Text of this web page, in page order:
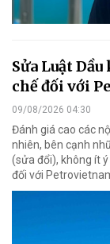
Sửa Luật
chế đối với
09/08/2026 04:30
Đánh giá cao các
nhiên, bên cạnh
(sửa đổi), không ít
đối với